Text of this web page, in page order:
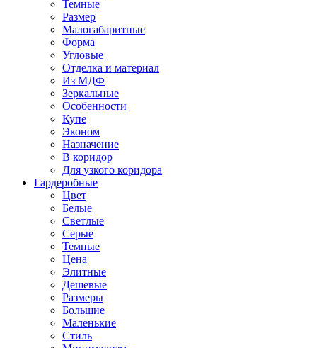
Темные
Размер
Малогабаритные
Форма
Угловые
Отделка и материал
Из МДФ
Зеркальные
Особенности
Купе
Эконом
Назначение
В коридор
Для узкого коридора
Гардеробные
Цвет
Белые
Светлые
Серые
Темные
Цена
Элитные
Дешевые
Размеры
Большие
Маленькие
Стиль